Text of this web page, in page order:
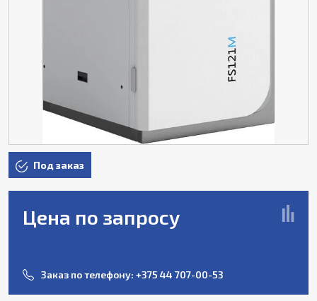
Под заказ
Цена по запросу
Заказ по телефону: +375 44 707-00-53